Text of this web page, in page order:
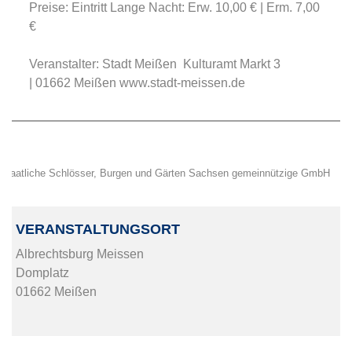
Preise: Eintritt Lange Nacht: Erw. 10,00 € | Erm. 7,00
€
Veranstalter: Stadt Meißen Kulturamt Markt 3
| 01662 Meißen www.stadt-meissen.de
Staatliche Schlösser, Burgen und Gärten Sachsen gemeinnützige GmbH
VERANSTALTUNGSORT
Albrechtsburg Meissen
Domplatz
01662 Meißen